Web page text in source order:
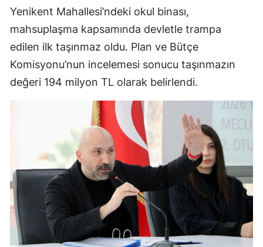
Yenikent Mahallesi’ndeki okul binası,
mahsuplaşma kapsamında devletle trampa
edilen ilk taşınmaz oldu. Plan ve Bütçe
Komisyonu’nun incelemesi sonucu taşınmazın
değeri 194 milyon TL olarak belirlendi.